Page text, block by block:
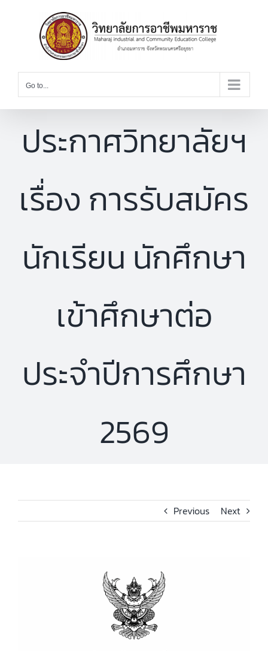
Go to...
ประกาศวิทยาลัยฯ
เรื่อง การรับสมัคร
นักเรียน นักศึกษา
เข้าศึกษาต่อ
ประจำปีการศึกษา
2569
Previous Next